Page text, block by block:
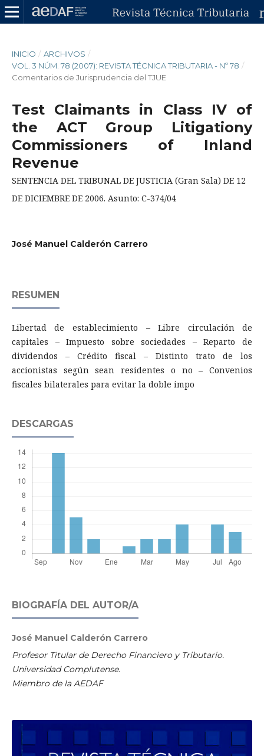
INICIO / ARCHIVOS /
VOL. 3 NÚM. 78 (2007): REVISTA TÉCNICA TRIBUTARIA - Nº 78 /
Comentarios de Jurisprudencia del TJUE
Test Claimants in Class IV of
the ACT Group Litigationy
Commissioners of Inland
Revenue
SENTENCIA DEL TRIBUNAL DE JUSTICIA (Gran Sala) DE 12
DE DICIEMBRE DE 2006. Asunto: C-374/04
José Manuel Calderón Carrero
RESUMEN
Libertad de establecimiento – Libre circulación de
capitales – Impuesto sobre sociedades – Reparto de
dividendos – Crédito fiscal – Distinto trato de los
accionistas según sean residentes o no – Convenios
fiscales bilaterales para evitar la doble impo
DESCARGAS
BIOGRAFÍA DEL AUTOR/A
José Manuel Calderón Carrero
Profesor Titular de Derecho Financiero y Tributario.
Universidad Complutense.
Miembro de la AEDAF